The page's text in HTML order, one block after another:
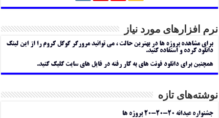
نرم افزارهای مورد نیاز
برای مشاهده پروژه ها در بهترین حالت ، می توانید مرورگر گوگل کروم را از این لینک
دانلود کرده و استفاده کنید.
همچنین برای دانلود فونت های به کار رفته در فایل های سایت کلیک کنید.
نوشته‌های تازه
جشنواره عیدانه ۲۰-۲۰-۲۰ پروژه ها